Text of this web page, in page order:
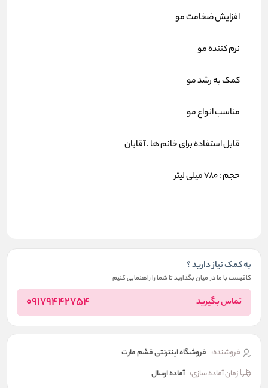
افزایش ضخامت مو
نرم کننده مو
کمک به رشد مو
مناسب انواع مو
قابل استفاده برای خانم ها . آقایان
حجم : 780 میلی لیتر
به کمک نیاز دارید ؟
کافیست با ما در میان بگذارید تا شما را راهنمایی کنیم
تماس بگیرید 09179442754
فروشنده: فروشگاه اینترنتی قشم مارت
زمان آماده سازی: آماده ارسال